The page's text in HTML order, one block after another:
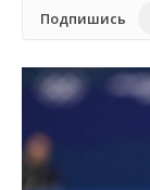
Подпишись